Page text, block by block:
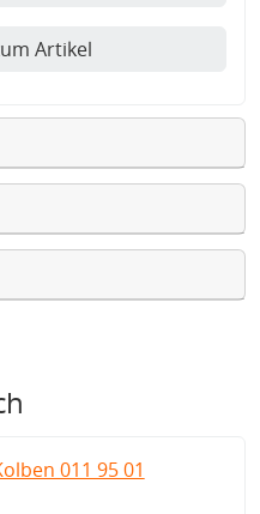
Artikel
011 95 01